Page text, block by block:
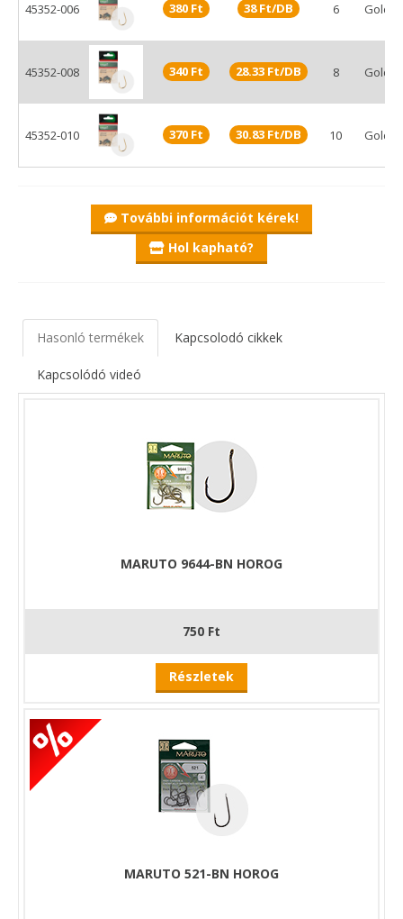
módjától is. Méretéről elmondható, hogy
garantálja a tökéletes akadást és az optimális
haltartás, miközben biztosítja a lehető
legkíméletesebb horogszabadítást.
45352-006 380 Ft 38 Ft/DB 6 Gold
45352-008 340 Ft 28.33 Ft/DB 8 Gold
45352-010 370 Ft 30.83 Ft/DB 10 Gold
További információt kérek!
Hol kapható?
Hasonló termékek Kapcsolodó cikkek
Kapcsolódó videó
MARUTO 9644-BN HOROG
750 Ft
Részletek
MARUTO 521-BN HOROG